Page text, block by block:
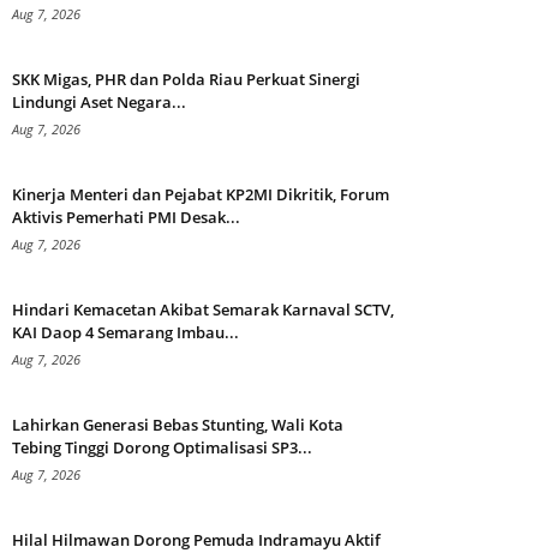
Aug 7, 2026
SKK Migas, PHR dan Polda Riau Perkuat Sinergi
Lindungi Aset Negara...
Aug 7, 2026
Kinerja Menteri dan Pejabat KP2MI Dikritik, Forum
Aktivis Pemerhati PMI Desak...
Aug 7, 2026
Hindari Kemacetan Akibat Semarak Karnaval SCTV,
KAI Daop 4 Semarang Imbau...
Aug 7, 2026
Lahirkan Generasi Bebas Stunting, Wali Kota
Tebing Tinggi Dorong Optimalisasi SP3...
Aug 7, 2026
Hilal Hilmawan Dorong Pemuda Indramayu Aktif